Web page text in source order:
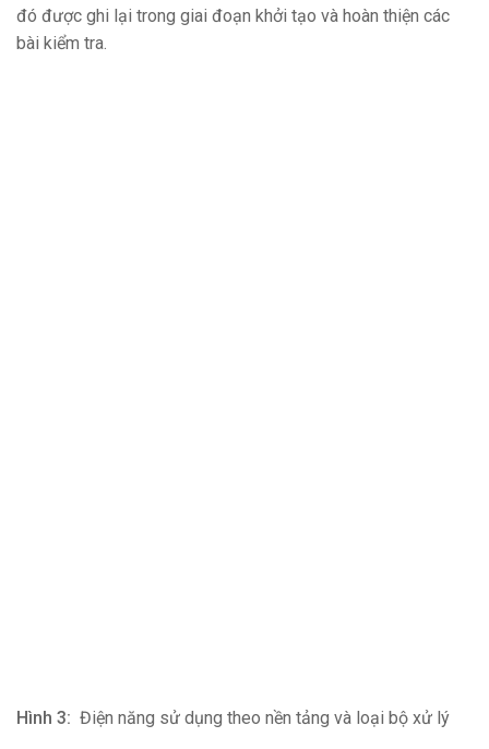
đó được ghi lại trong giai đoạn khởi tạo và hoàn thiện các
bài kiểm tra.
Hình 3: Điện năng sử dụng theo nền tảng và loại bộ xử lý